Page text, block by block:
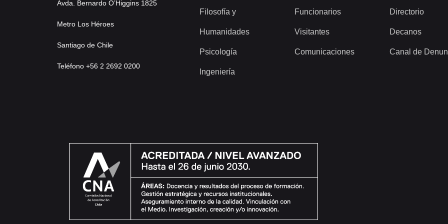
Avda. Bernardo O’Higgins 1825
Metro Los Héroes
Santiago de Chile
Teléfono +56 2 2692 0200
Filosofía y
Humanidades
Psicología
Ingeniería
Funcionarios
Visitantes
Comunicaciones
Directorio
Decanos
Canal de